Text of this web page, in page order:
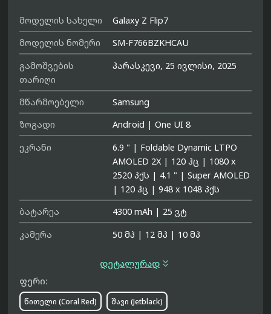
მოდელის სახელი
Galaxy Z Flip7
მოდელის ნომერი
SM-F766BZKHCAU
გამოშვების
თარიღი
პარასკევი, 25 ივლისი, 2025
მწარმოებელი
Samsung
ზოგადი
Android | One UI 8
ეკრანი
6.9 " | Foldable Dynamic LTPO
AMOLED 2X| 120 ჰც | 1080 x
2520 პქს | 4.1 " | Super AMOLED
| 120 ჰც | 948 x 1048 პქს
ბატარეა
4300 mAh | 25 ვტ
კამერა
50 მპ | 12 მპ | 10 მპ
დეტალურად 
ფერი:
წითელი (Coral Red) შავი (Jetblack)